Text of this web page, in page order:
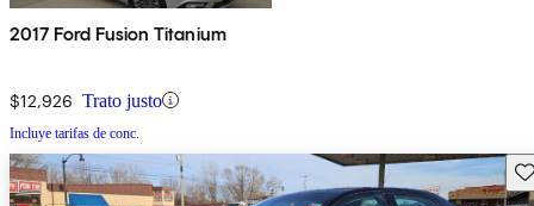
2017 Ford Fusion Titanium
$12,926 Trato justo
Incluye tarifas de conc.